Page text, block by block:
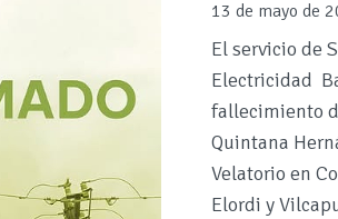
13 de mayo de
El servicio de
Electricidad
fallecimiento
Quintana
Velatorio en
Elordi y